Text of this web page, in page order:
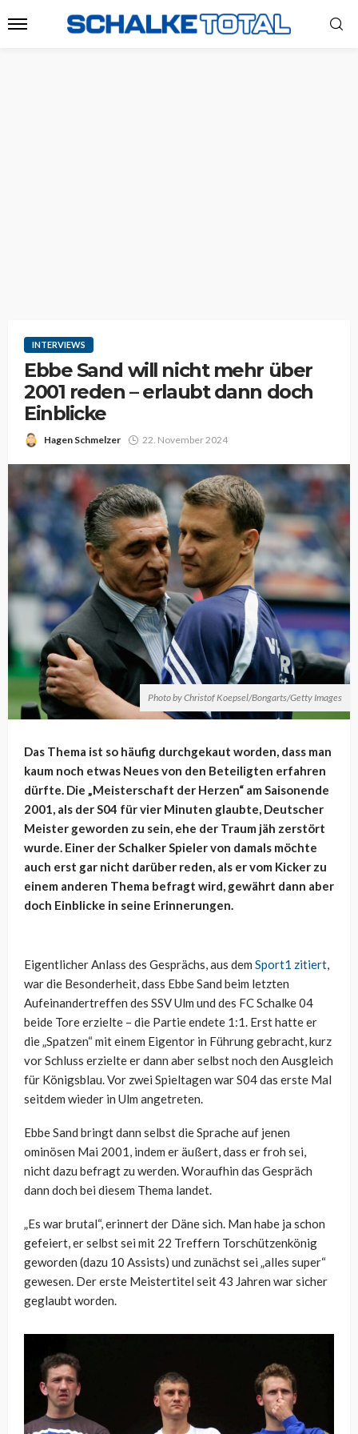
INTERVIEWS
Ebbe Sand will nicht mehr über
2001 reden – erlaubt dann doch
Einblicke
Hagen Schmelzer 22. November 2024
Photo by Christof Koepsel/Bongarts/Getty Images
Das Thema ist so häufig durchgekaut worden, dass man
kaum noch etwas Neues von den Beteiligten erfahren
dürfte. Die „Meisterschaft der Herzen“ am Saisonende
2001, als der S04 für vier Minuten glaubte, Deutscher
Meister geworden zu sein, ehe der Traum jäh zerstört
wurde. Einer der Schalker Spieler von damals möchte
auch erst gar nicht darüber reden, als er vom Kicker zu
einem anderen Thema befragt wird, gewährt dann aber
doch Einblicke in seine Erinnerungen.
Eigentlicher Anlass des Gesprächs, aus dem Sport1 zitiert,
war die Besonderheit, dass Ebbe Sand beim letzten
Aufeinandertreffen des SSV Ulm und des FC Schalke 04
beide Tore erzielte – die Partie endete 1:1. Erst hatte er
die „Spatzen“ mit einem Eigentor in Führung gebracht, kurz
vor Schluss erzielte er dann aber selbst noch den Ausgleich
für Königsblau. Vor zwei Spieltagen war S04 das erste Mal
seitdem wieder in Ulm angetreten.
Ebbe Sand bringt dann selbst die Sprache auf jenen
ominösen Mai 2001, indem er äußert, dass er froh sei,
nicht dazu befragt zu werden. Woraufhin das Gespräch
dann doch bei diesem Thema landet.
„Es war brutal“, erinnert der Däne sich. Man habe ja schon
gefeiert, er selbst sei mit 22 Treffern Torschützenkönig
geworden (dazu 10 Assists) und zunächst sei „alles super“
gewesen. Der erste Meistertitel seit 43 Jahren war sicher
geglaubt worden.